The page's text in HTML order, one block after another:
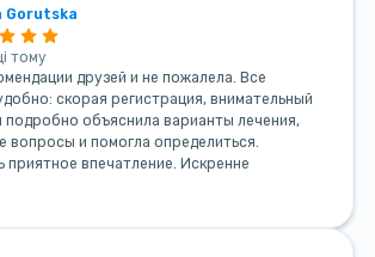
Gorutska
тому
друзей и не пожалела. Все
скорая регистрация, внимательный
подробно объяснила варианты лечения,
вопросы и помогла определиться.
приятное впечатление. Искренне